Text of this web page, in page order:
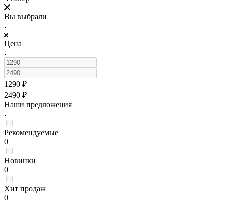
Вы выбрали
Цена
1290 ₽
2490 ₽
Наши предложения
Рекомендуемые
0
Новинки
0
Хит продаж
0